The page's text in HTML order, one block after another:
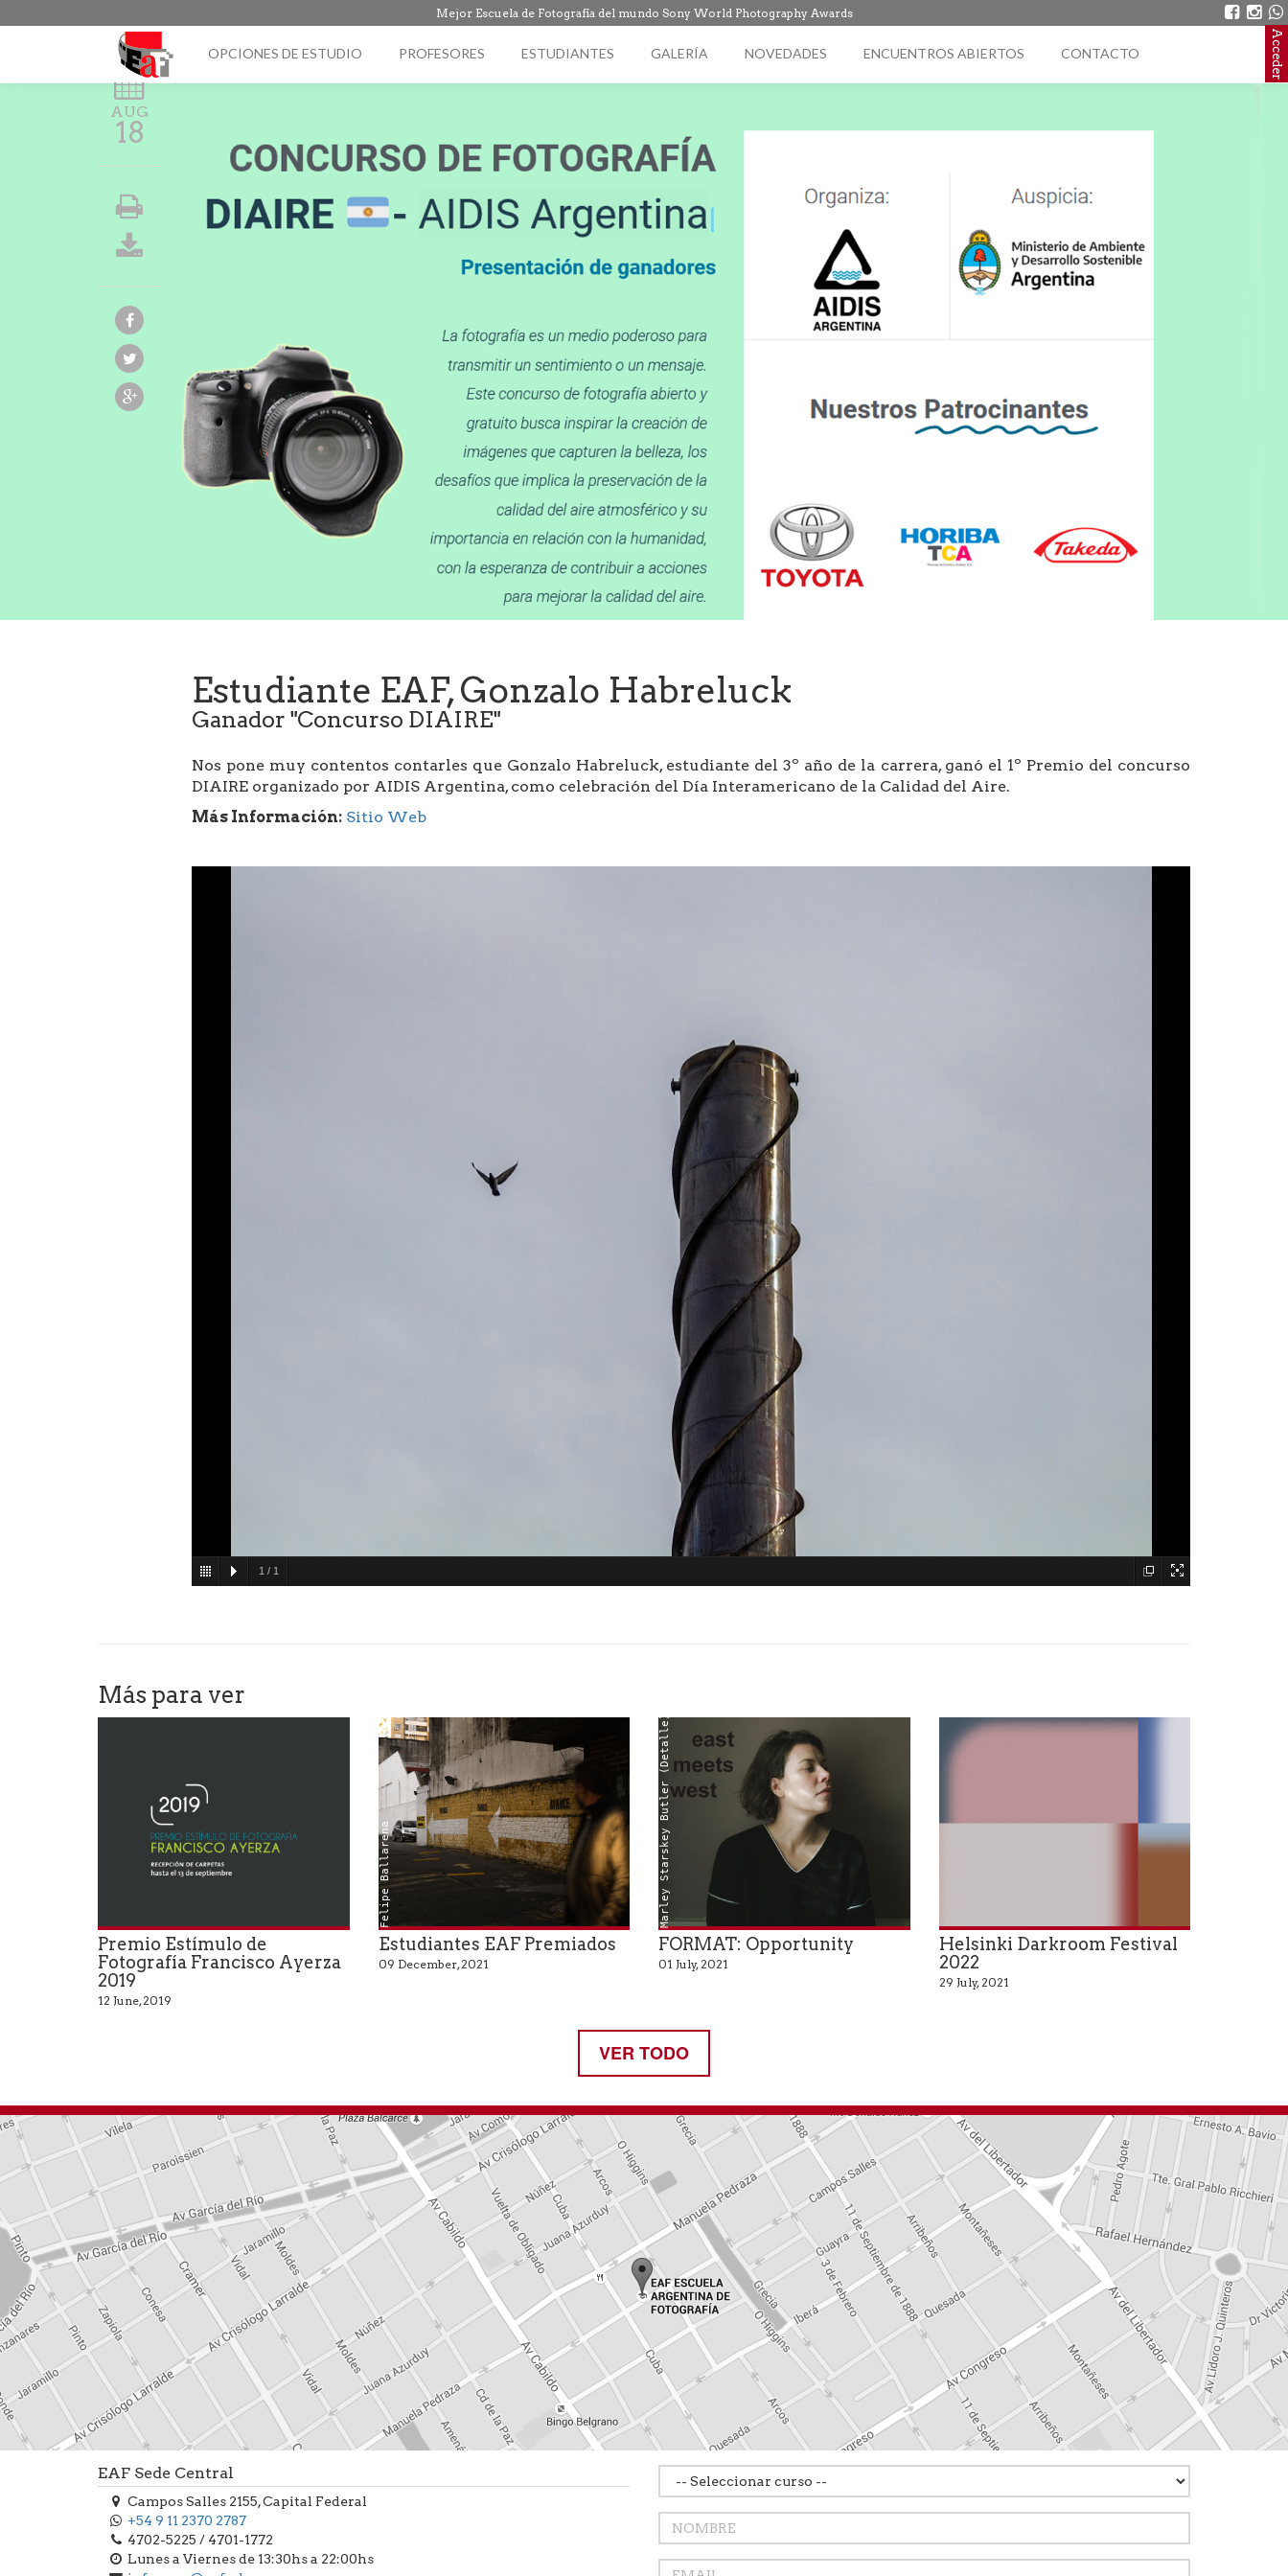
Mejor Escuela de Fotografía del mundo Sony World Photography Awards
OPCIONES DE ESTUDIO PROFESORES ESTUDIANTES GALERÍA NOVEDADES ENCUENTROS ABIERTOS CONTACTO Acceder
AUG
18
Estudiante EAF, Gonzalo Habreluck
Ganador "Concurso DIAIRE"
Nos pone muy contentos contarles que Gonzalo Habreluck, estudiante del 3º año de la carrera, ganó el 1º Premio del concurso
DIAIRE organizado por AIDIS Argentina, como celebración del Día Interamericano de la Calidad del Aire.
Más Información: Sitio Web
1 / 1
Más para ver
Premio Estímulo de
Fotografía Francisco Ayerza
2019
12 June, 2019
Felipe Ballarena
Estudiantes EAF Premiados
09 December, 2021
Marley Starskey Butler (Detalle)
FORMAT: Opportunity
01 July, 2021
Helsinki Darkroom Festival
2022
29 July, 2021
VER TODO
EAF Sede Central
Campos Salles 2155, Capital Federal
+54 9 11 2370 2787
4702-5225 / 4701-1772
Lunes a Viernes de 13:30hs a 22:00hs